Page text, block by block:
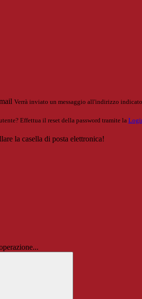
Verrà inviato un messaggio all'indirizzo
Effettua il reset della password tramite la
la casella di posta elettronica!